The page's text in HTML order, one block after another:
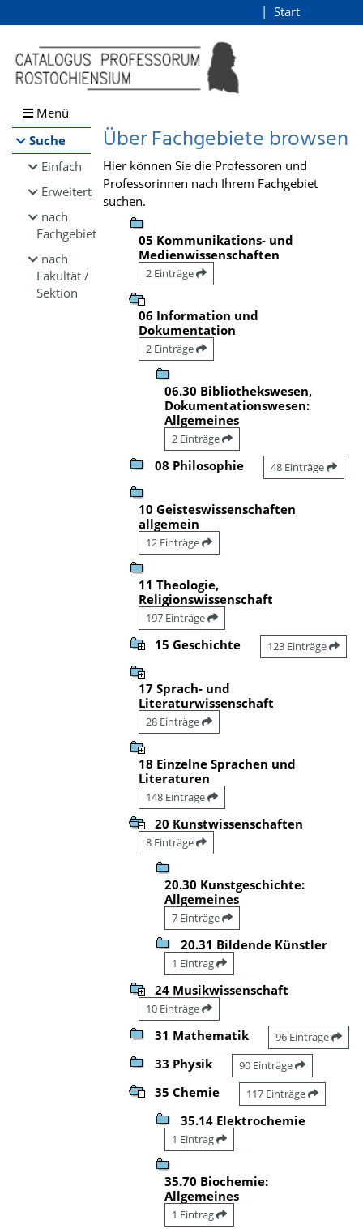
Browsen
direkt zum Inhalt
Start
Menü
Suche
Einfach
Erweitert
nach
Fachgebiet
nach
Fakultät /
Sektion
Über Fachgebiete browsen
Hier können Sie die Professoren und
Professorinnen nach Ihrem Fachgebiet
suchen.
05 Kommunikations- und
Medienwissenschaften
2 Einträge
06 Information und
Dokumentation
2 Einträge
06.30 Bibliothekswesen,
Dokumentationswesen:
Allgemeines
2 Einträge
08 Philosophie 48 Einträge
10 Geisteswissenschaften
allgemein
12 Einträge
11 Theologie,
Religionswissenschaft
197 Einträge
15 Geschichte 123 Einträge
17 Sprach- und
Literaturwissenschaft
28 Einträge
18 Einzelne Sprachen und
Literaturen
148 Einträge
20 Kunstwissenschaften
8 Einträge
20.30 Kunstgeschichte:
Allgemeines
7 Einträge
20.31 Bildende Künstler
1 Eintrag
24 Musikwissenschaft
10 Einträge
31 Mathematik 96 Einträge
33 Physik 90 Einträge
35 Chemie 117 Einträge
35.14 Elektrochemie
1 Eintrag
35.70 Biochemie:
Allgemeines
1 Eintrag